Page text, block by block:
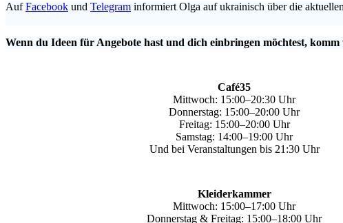
AufFacebook und Telegram informiert Olga auf ukrainisch über die
Wenn du Ideen für Angebote hast und dich einbringen möchtest,
Café35
Mittwoch: 15:00–20:30 Uhr
Donnerstag: 15:00–20:00 Uhr
Freitag: 15:00–20:00 Uhr
Samstag: 14:00–19:00 Uhr
Und bei Veranstaltungen bis 21:30 Uhr
Kleiderkammer
Mittwoch: 15:00–17:00 Uhr
Donnerstag & Freitag: 15:00–18:00 Uhr